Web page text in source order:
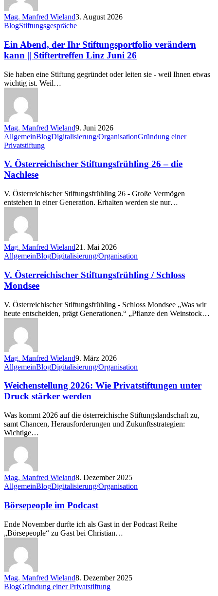
Mag. Manfred Wieland3. August 2026
Ein
der
Ihr
Stiftungsportfolio
kann
||
Stiftertreffen
Linz
Juni
26
BlogStiftungsgespräche
Ein Abend, der Ihr Stiftungsportfolio verändern
kann || Stiftertreffen Linz Juni 26
Sie haben eine Stiftung gegründet oder leiten sie - weil Ihnen etwas
wichtig ist. Weil…
Mag. Manfred Wieland9. Juni 2026
V.
Österreichischer
26
–
die
Nachlese
AllgemeinBlogDigitalisierung/OrganisationGründung einer
Privatstiftung
V. Österreichischer Stiftungsfrühling 26 – die
Nachlese
V. Österreichischer Stiftungsfrühling 26 - Große Vermögen
entstehen in einer Generation. Erhalten werden sie nur…
Mag. Manfred Wieland21. Mai 2026
V.
Stiftungsfrühling
/
Schloss
Mondsee
AllgemeinBlogDigitalisierung/Organisation
V. Österreichischer Stiftungsfrühling / Schloss
Mondsee
V. Österreichischer Stiftungsfrühling - Schloss Mondsee „Was wir
heute entscheiden, prägt Generationen.“ „Pflanze den Weinstock…
Mag. Manfred Wieland9. März 2026
Weichenstellung
Wie
Privatstiftungen
unter
stärker
werden
AllgemeinBlogDigitalisierung/Organisation
Weichenstellung 2026: Wie Privatstiftungen unter
Druck stärker werden
Was kommt 2026 auf die österreichische Stiftungslandschaft zu,
samt Chancen, Herausforderungen und Zukunftsstrategien:
Wichtige…
Mag. Manfred Wieland8. Dezember 2025
Börsepeople
Podcast
AllgemeinBlogDigitalisierung/Organisation
Börsepeople im Podcast
Ende November durfte ich als Gast in der Podcast Reihe
„Börsepeople“ zu Gast bei Christian…
Mag. Manfred Wieland8. Dezember 2025
Liechtenstein
BlogGründung einer Privatstiftung